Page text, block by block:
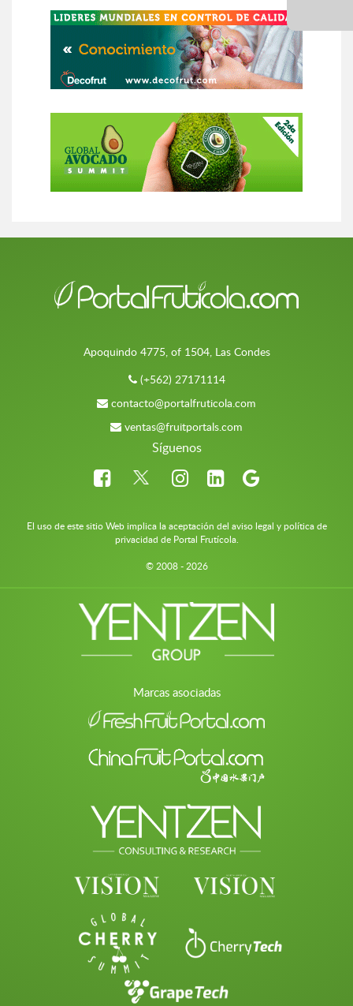
Apoquindo 4775, of 1504, Las Condes
(+562) 27171114
contacto@portalfruticola.com
ventas@fruitportals.com
Síguenos
El uso de este sitio Web implica la aceptación del aviso legal y política de
privacidad de Portal Frutícola.
© 2008 - 2026
Marcas asociadas